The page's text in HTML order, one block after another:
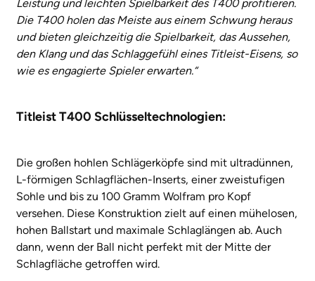
Leistung und leichten Spielbarkeit des T400 profitieren.
Die T400 holen das Meiste aus einem Schwung heraus
und bieten gleichzeitig die Spielbarkeit, das Aussehen,
den Klang und das Schlaggefühl eines Titleist-Eisens, so
wie es engagierte Spieler erwarten.“
Titleist T400 Schlüsseltechnologien:
Die großen hohlen Schlägerköpfe sind mit ultradünnen,
L-förmigen Schlagflächen-Inserts, einer zweistufigen
Sohle und bis zu 100 Gramm Wolfram pro Kopf
versehen. Diese Konstruktion zielt auf einen mühelosen,
hohen Ballstart und maximale Schlaglängen ab. Auch
dann, wenn der Ball nicht perfekt mit der Mitte der
Schlagfläche getroffen wird.